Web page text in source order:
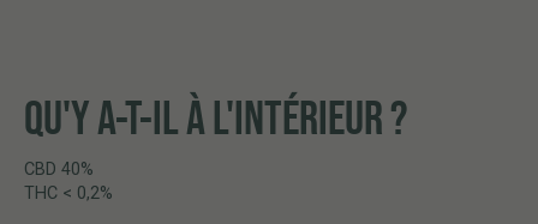
QU'Y A-T-IL À L'INTÉRIEUR ?
CBD 40%
THC < 0,2%